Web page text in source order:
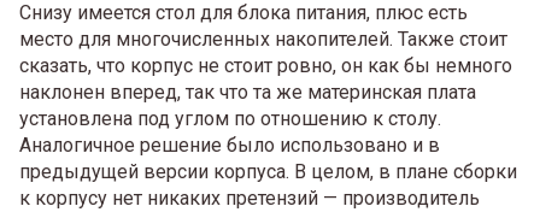
Снизу имеется стол для блока питания, плюс есть
место для многочисленных накопителей. Также стоит
сказать, что корпус не стоит ровно, он как бы немного
наклонен вперед, так что та же материнская плата
установлена под углом по отношению к столу.
Аналогичное решение было использовано и в
предыдущей версии корпуса. В целом, в плане сборки
к корпусу нет никаких претензий — производитель